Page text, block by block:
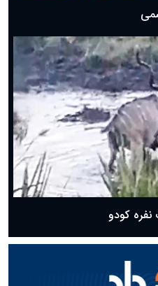
نفره کودو